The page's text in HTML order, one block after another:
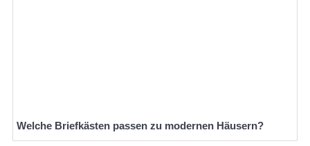
Welche Briefkästen passen zu modernen Häusern?